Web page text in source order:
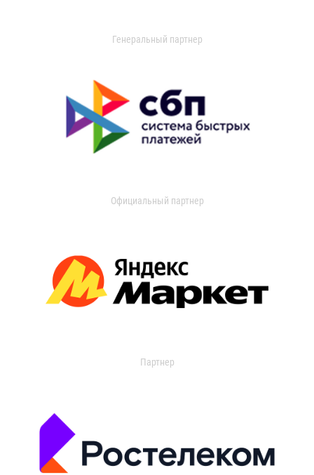
Генеральный партнер
Официальный партнер
Партнер